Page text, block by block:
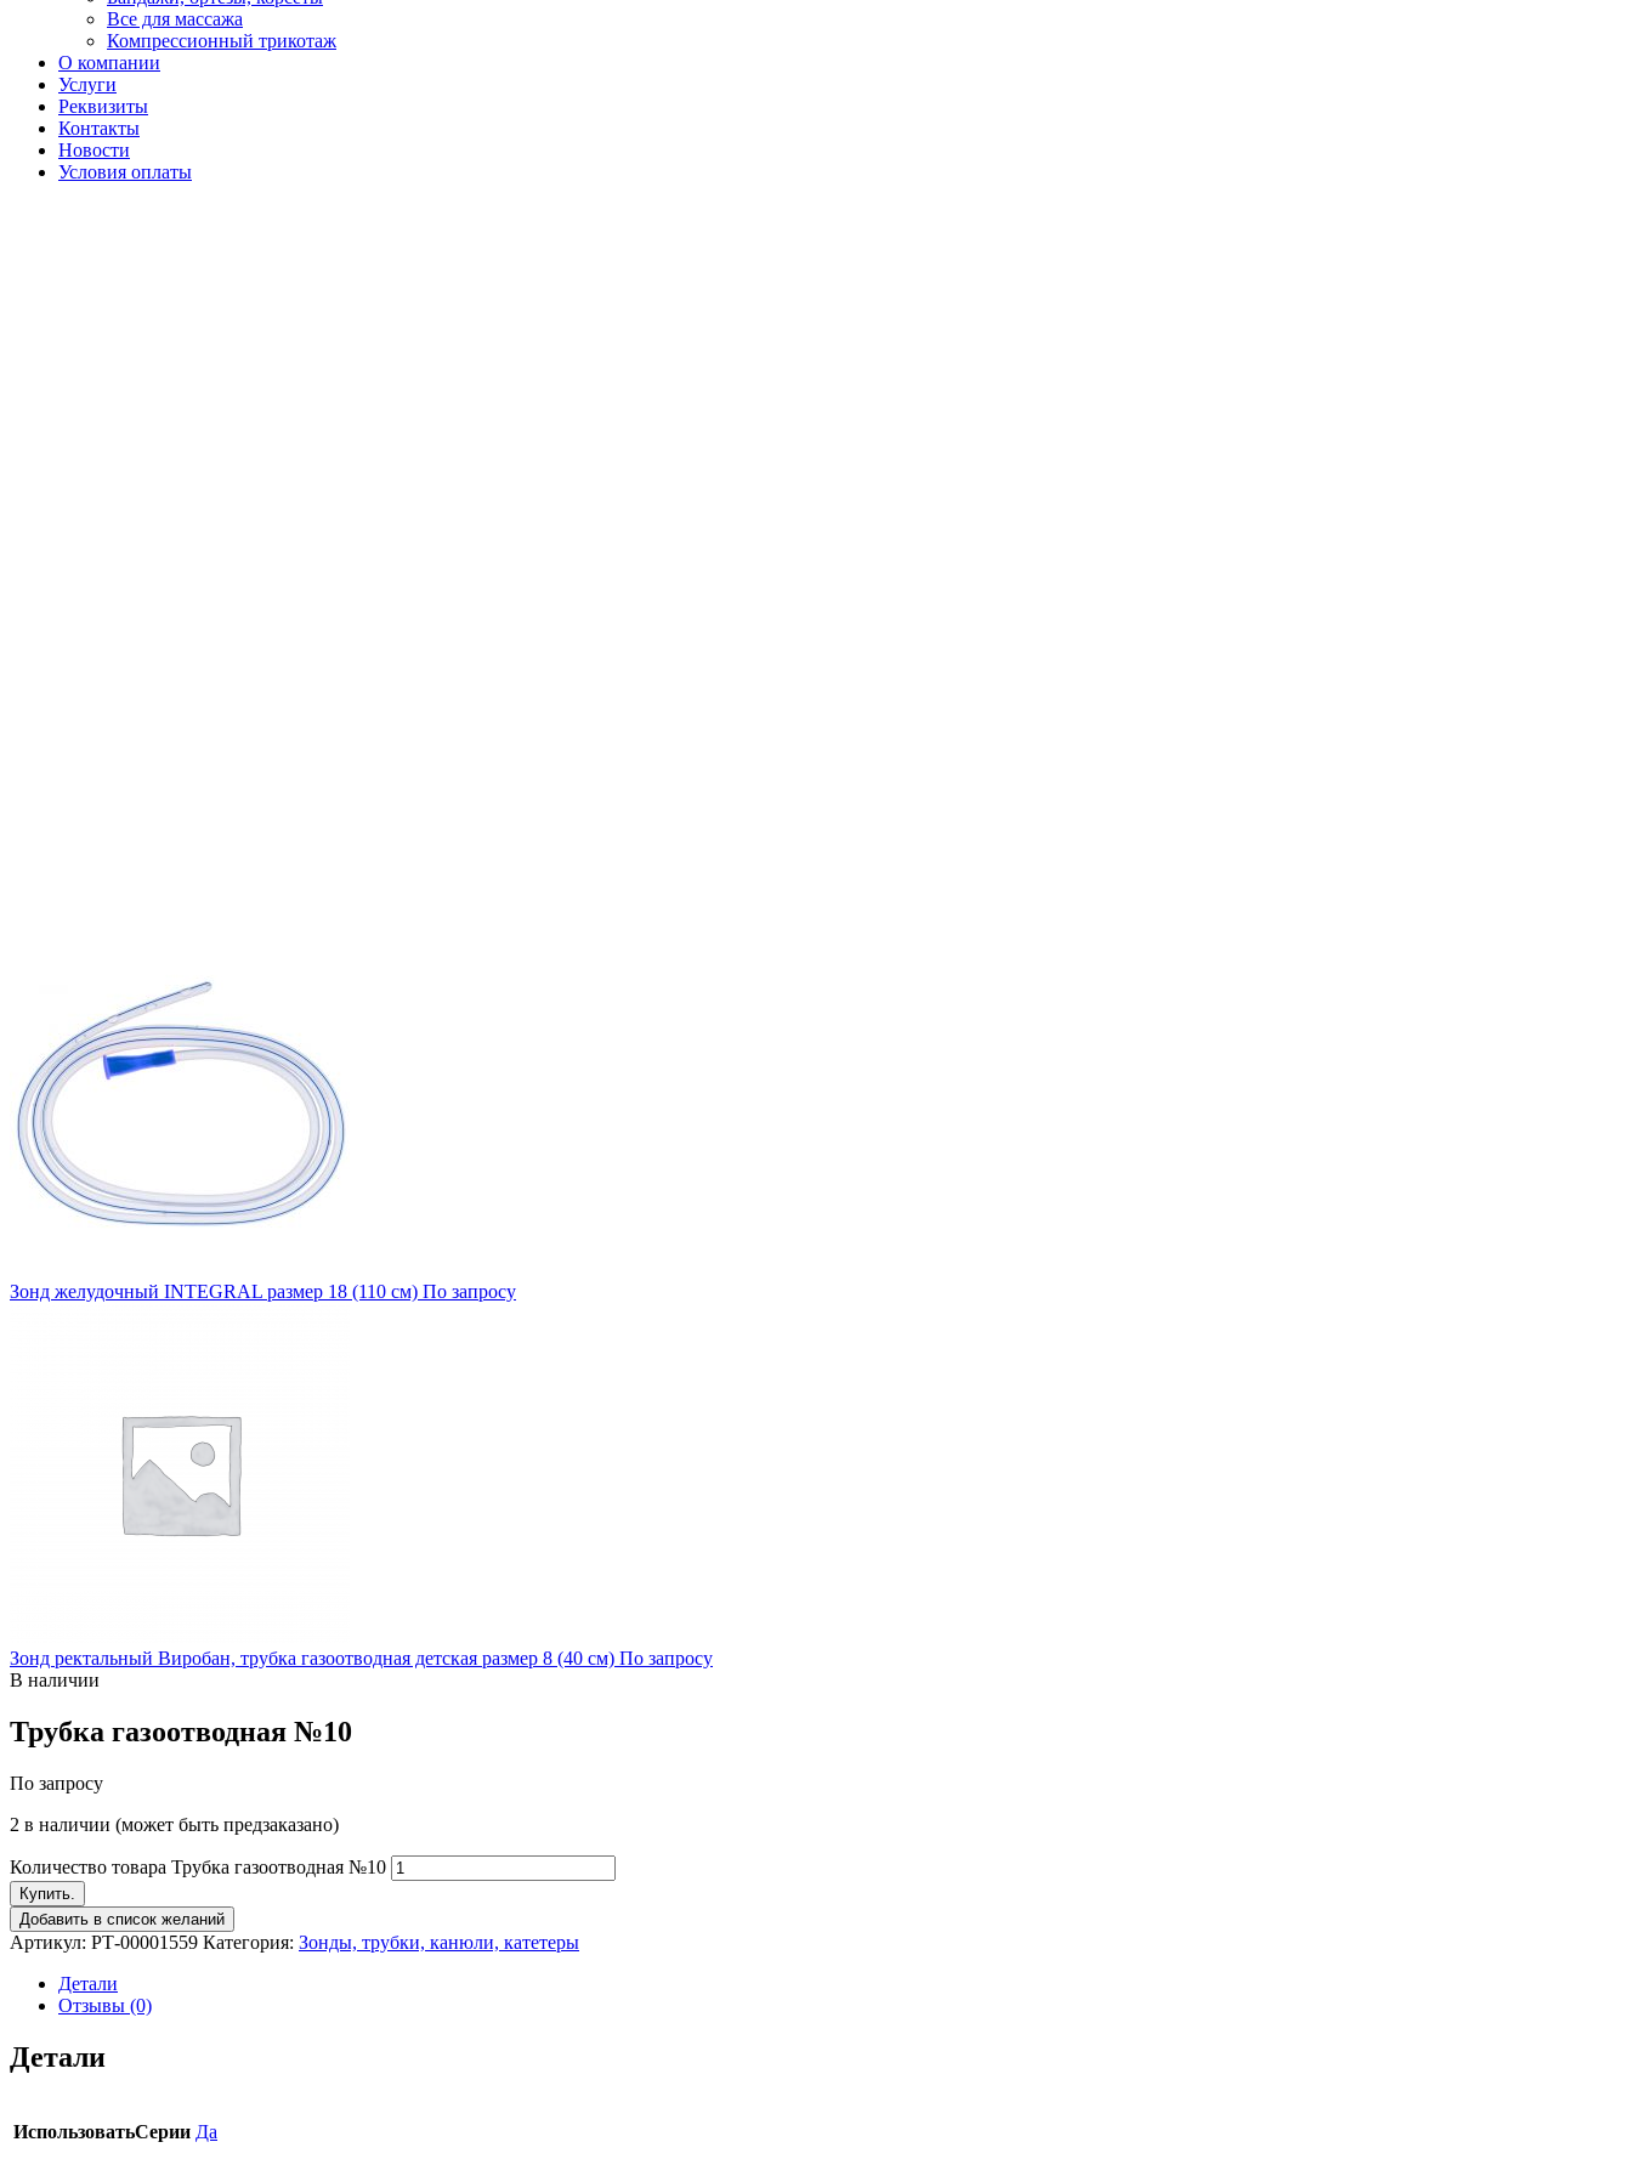
Все для массажа
Компрессионный трикотаж
О компании
Услуги
Реквизиты
Контакты
Новости
Условия оплаты
Зонд желудочный INTEGRAL размер 18 (110 см) По запросу
Зонд ректальный Виробан, трубка газоотводная детская размер 8 (40 см) По запросу
В наличии
Трубка газоотводная №10
По запросу
2 в наличии (может быть предзаказано)
Количество товара Трубка газоотводная №10
Купить.
Добавить в список желаний
Артикул: РТ-00001559 Категория: Зонды, трубки, канюли, катетеры
Детали
Отзывы (0)
Детали
ИспользоватьСерии Да